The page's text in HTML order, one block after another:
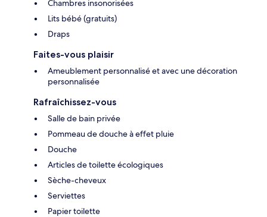
Chambres insonorisées
Lits bébé (gratuits)
Draps
Faites-vous plaisir
Ameublement personnalisé et avec une décoration
personnalisée
Rafraîchissez-vous
Salle de bain privée
Pommeau de douche à effet pluie
Douche
Articles de toilette écologiques
Sèche-cheveux
Serviettes
Papier toilette